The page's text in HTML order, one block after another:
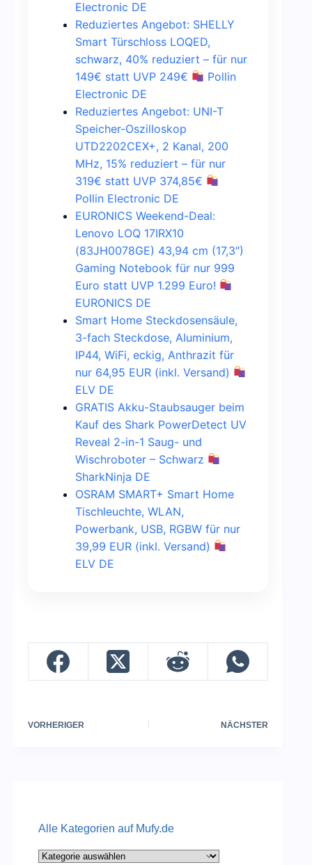
Electronic DE
Reduziertes Angebot: SHELLY
Smart Türschloss LOQED,
schwarz, 40% reduziert – für nur
149€ statt UVP 249€
Pollin
Electronic DE
Reduziertes Angebot: UNI-T
Speicher-Oszilloskop
UTD2202CEX+, 2 Kanal, 200
MHz, 15% reduziert – für nur
319€ statt UVP 374,85€
Pollin Electronic DE
EURONICS Weekend-Deal:
Lenovo LOQ 17IRX10
(83JH0078GE) 43,94 cm (17,3″)
Gaming Notebook für nur 999
Euro statt UVP 1.299 Euro!
EURONICS DE
Smart Home Steckdosensäule,
3-fach Steckdose, Aluminium,
IP44, WiFi, eckig, Anthrazit für
nur 64,95 EUR (inkl. Versand)
ELV DE
GRATIS Akku-Staubsauger beim
Kauf des Shark PowerDetect UV
Reveal 2-in-1 Saug- und
Wischroboter – Schwarz
SharkNinja DE
OSRAM SMART+ Smart Home
Tischleuchte, WLAN,
Powerbank, USB, RGBW für nur
39,99 EUR (inkl. Versand)
ELV DE
VORHERIGER NÄCHSTER
Alle Kategorien auf Mufy.de
Alle